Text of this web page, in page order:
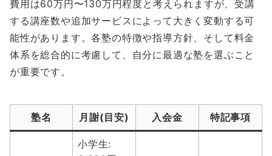
費用は60万円〜130万円程度と考えられますが、受講
する講座数や追加サービスによって大きく変動する可
能性があります。各塾の特徴や指導方針、そして料金
体系を総合的に考慮して、自分に最適な塾を選ぶこと
が重要です。
塾名 月謝(目安) 入会金 特記事項
小学生: